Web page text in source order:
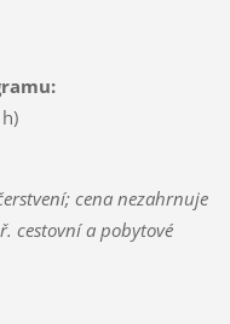
cena nezahrnuje
cestovní a pobytové